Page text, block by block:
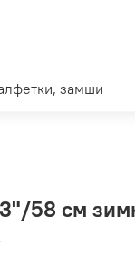
замши
58 см